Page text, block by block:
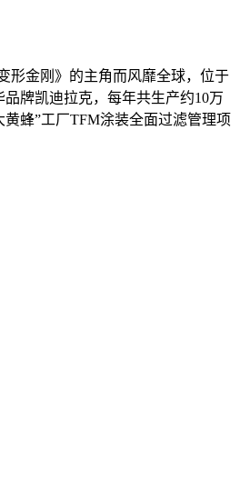
形金刚》的主角而风靡全球，位于
牌凯迪拉克，每年共生产约10万
蜂”工厂TFM涂装全面过滤管理项